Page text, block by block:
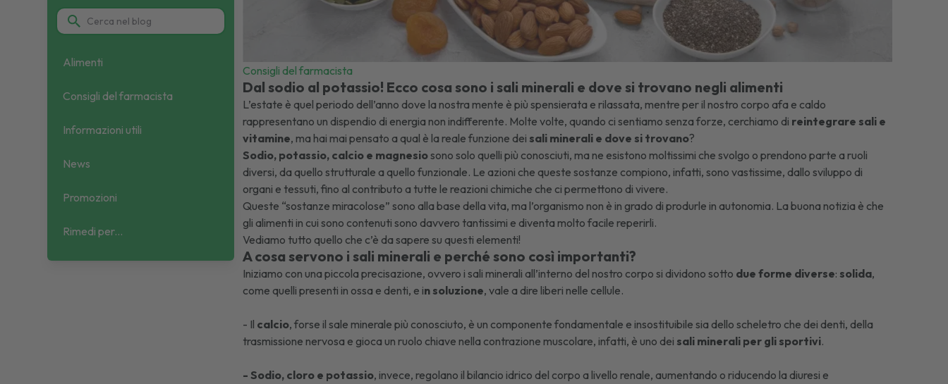
Alimenti
Consigli del farmacista
Informazioni utili
News
Promozioni
Rimedi per...
Consigli del farmacista
Dal sodio al potassio! Ecco cosa sono i sali minerali e dove si trovano negli alimenti
L’estate è quel periodo dell’anno dove la nostra mente è più spensierata e rilassata, mentre per il nostro corpo afa e caldo
rappresentano un dispendio di energia non indifferente. Molte volte, quando ci sentiamo senza forze, cerchiamo di reintegrare sali e
vitamine, ma hai mai pensato a qual è la reale funzione dei sali minerali e dove si trovano?
Sodio, potassio, calcio e magnesiosono solo quelli più conosciuti, ma ne esistono moltissimi che svolgo o prendono parte a ruoli
diversi, da quello strutturale a quello funzionale. Le azioni che queste sostanze compiono, infatti, sono vastissime, dallo sviluppo di
organi e tessuti, fino al contributo a tutte le reazioni chimiche che ci permettono di vivere.
Queste “sostanze miracolose” sono alla base della vita, ma l’organismo non è in grado di produrle in autonomia. La buona notizia è che
gli alimenti in cui sono contenuti sono davvero tantissimi e diventa molto facile reperirli.
Vediamo tutto quello che c’è da sapere su questi elementi!
A cosa servono i sali minerali e perché sono così importanti?
Iniziamo con una piccola precisazione, ovvero i sali minerali all’interno del nostro corpo si dividono sotto due forme diverse: solida,
come quelli presenti in ossa e denti, e in soluzione, vale a dire liberi nelle cellule.
- Il calcio, forse il sale minerale più conosciuto, è un componente fondamentale e insostituibile sia dello scheletro che dei denti, della
trasmissione nervosa e gioca un ruolo chiave nella contrazione muscolare, infatti, è uno dei sali minerali per gli sportivi.
- Sodio, cloro e potassio, invece, regolano il bilancio idrico del corpo a livello renale, aumentando o riducendo la diuresi e